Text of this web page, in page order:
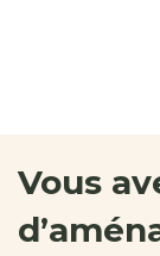
Vous